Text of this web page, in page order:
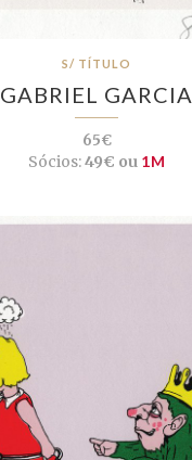
S/ TÍTULO
GABRIEL GARCIA
65€
Sócios:49€ ou 1M